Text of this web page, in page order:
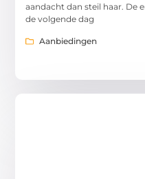
aandacht dan steil haar. De
de volgende dag
Aanbiedingen